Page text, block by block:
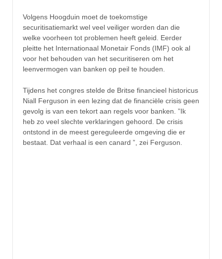
Volgens Hoogduin moet de toekomstige
securitisatiemarkt wel veel veiliger worden dan die
welke voorheen tot problemen heeft geleid. Eerder
pleitte het Internationaal Monetair Fonds (IMF) ook al
voor het behouden van het securitiseren om het
leenvermogen van banken op peil te houden.
Tijdens het congres stelde de Britse financieel historicus
Niall Ferguson in een lezing dat de financiële crisis geen
gevolg is van een tekort aan regels voor banken. ”Ik
heb zo veel slechte verklaringen gehoord. De crisis
ontstond in de meest gereguleerde omgeving die er
bestaat. Dat verhaal is een canard ”, zei Ferguson.